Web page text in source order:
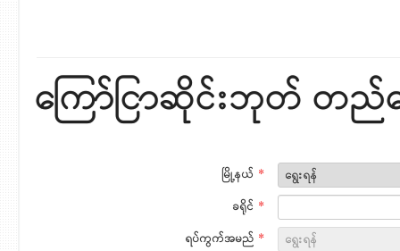
ကြော်ငြာဆိုင်းဘုတ် တည်
မြို့နယ် *
ခရိုင် *
ရပ်ကွက်အမည် *